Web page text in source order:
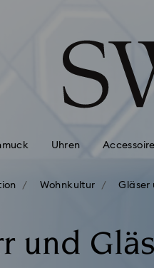
Uhren
Wohnkultur Gläser
und